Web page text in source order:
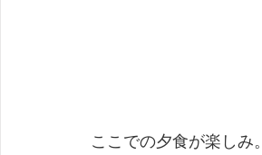
ここでの夕食が楽し